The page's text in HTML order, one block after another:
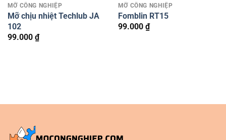
MỠ CÔNG NGHIỆP
Mỡ chịu nhiệt Techlub JA
102
99.000 ₫
MỠ CÔNG NGHIỆP
Fomblin RT15
99.000 ₫